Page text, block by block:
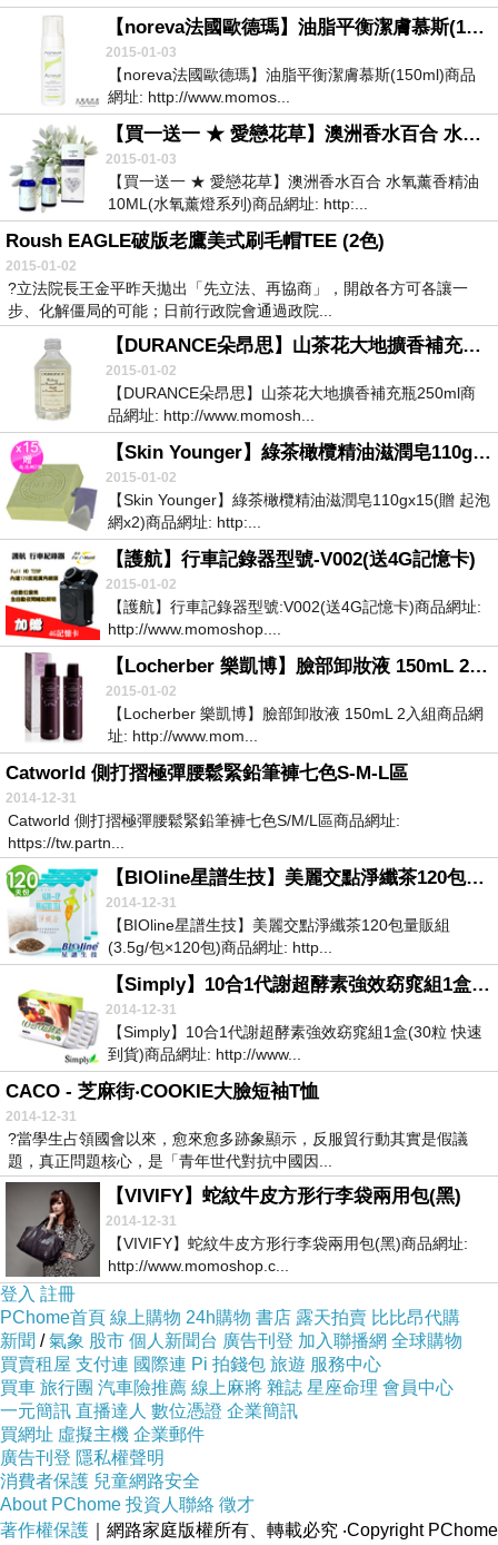
【noreva法國歐德瑪】油脂平衡潔膚慕斯(150ml)
2015-01-03
【noreva法國歐德瑪】油脂平衡潔膚慕斯(150ml)商品
網址: http://www.momos...
【買一送一 ★ 愛戀花草】澳洲香水百合 水氧薰香精油 10ML(水氧薰燈系列)
2015-01-03
【買一送一 ★ 愛戀花草】澳洲香水百合 水氧薰香精油
10ML(水氧薰燈系列)商品網址: http:...
Roush EAGLE破版老鷹美式刷毛帽TEE (2色)
2015-01-02
?立法院長王金平昨天拋出「先立法、再協商」，開啟各方可各讓一
步、化解僵局的可能；日前行政院會通過政院...
【DURANCE朵昂思】山茶花大地擴香補充瓶250ml
2015-01-02
【DURANCE朵昂思】山茶花大地擴香補充瓶250ml商
品網址: http://www.momosh...
【Skin Younger】綠茶橄欖精油滋潤皂110gx15(贈 起泡網x2)
2015-01-02
【Skin Younger】綠茶橄欖精油滋潤皂110gx15(贈 起泡
網x2)商品網址: http:...
【護航】行車記錄器型號-V002(送4G記憶卡)
2015-01-02
【護航】行車記錄器型號:V002(送4G記憶卡)商品網址:
http://www.momoshop....
【Locherber 樂凱博】臉部卸妝液 150mL 2入組
2015-01-02
【Locherber 樂凱博】臉部卸妝液 150mL 2入組商品網
址: http://www.mom...
Catworld 側打摺極彈腰鬆緊鉛筆褲七色S-M-L區
2014-12-31
Catworld 側打摺極彈腰鬆緊鉛筆褲七色S/M/L區商品網址:
https://tw.partn...
【BIOline星譜生技】美麗交點淨纖茶120包量販組(3.5g-包×120包)
2014-12-31
【BIOline星譜生技】美麗交點淨纖茶120包量販組
(3.5g/包×120包)商品網址: http...
【Simply】10合1代謝超酵素強效窈窕組1盒(30粒 快速到貨)
2014-12-31
【Simply】10合1代謝超酵素強效窈窕組1盒(30粒 快速
到貨)商品網址: http://www...
CACO - 芝麻街‧COOKIE大臉短袖T恤
2014-12-31
?當學生占領國會以來，愈來愈多跡象顯示，反服貿行動其實是假議
題，真正問題核心，是「青年世代對抗中國因...
【VIVIFY】蛇紋牛皮方形行李袋兩用包(黑)
2014-12-31
【VIVIFY】蛇紋牛皮方形行李袋兩用包(黑)商品網址:
http://www.momoshop.c...
登入 註冊
PChome首頁 線上購物 24h購物 書店 露天拍賣 比比昂代購
新聞 /氣象 股市 個人新聞台 廣告刊登 加入聯播網 全球購物
買賣租屋 支付連 國際連 Pi 拍錢包 旅遊 服務中心
買車 旅行團 汽車險推薦 線上麻將 雜誌 星座命理 會員中心
一元簡訊 直播達人 數位憑證 企業簡訊
買網址 虛擬主機 企業郵件
廣告刊登 隱私權聲明
消費者保護 兒童網路安全
About PChome 投資人聯絡 徵才
著作權保護 ｜網路家庭版權所有、轉載必究 ‧Copyright PChome